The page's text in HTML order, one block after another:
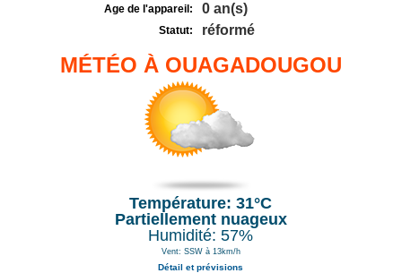
Age de l'appareil:
0 an(s)
Statut: réformé
MÉTÉO À OUAGADOUGOU
Température: 31°C
Partiellement nuageux
Humidité: 57%
Vent: SSW à 13km/h
Détail et prévisions